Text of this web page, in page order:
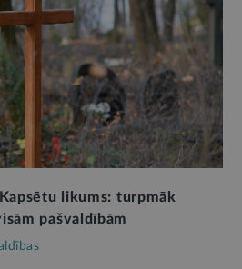
likums: turpmāk
pašvaldībām